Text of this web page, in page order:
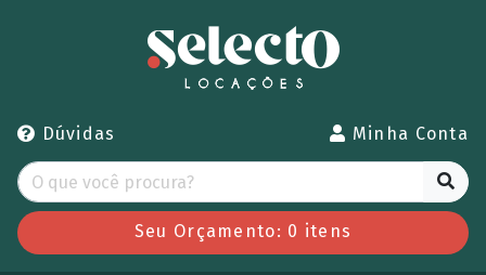
Dúvidas Minha Conta
Seu Orçamento: 0 itens